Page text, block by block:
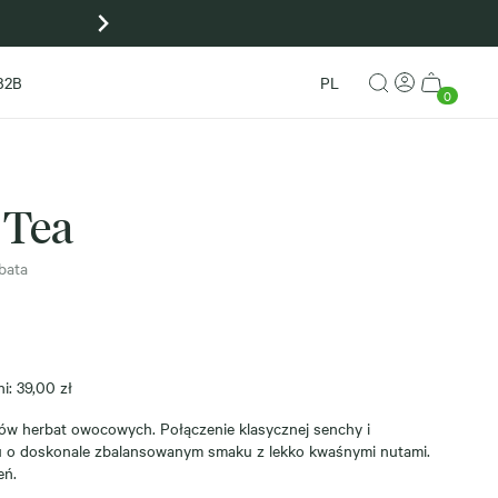
PL
0
39,00 zł
herbat owocowych. Połączenie klasycznej senchy i
doskonale zbalansowanym smaku z lekko kwaśnymi nutami.